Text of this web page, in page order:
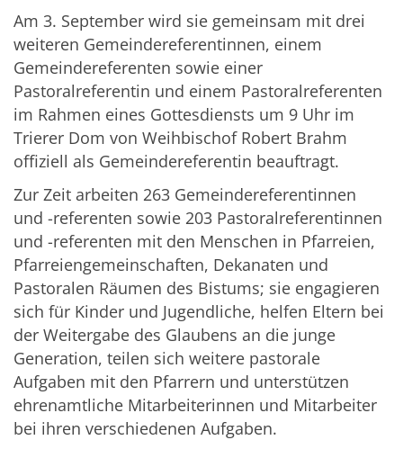
Am 3. September wird sie gemeinsam mit drei
weiteren Gemeindereferentinnen, einem
Gemeindereferenten sowie einer
Pastoralreferentin und einem Pastoralreferenten
im Rahmen eines Gottesdiensts um 9 Uhr im
Trierer Dom von Weihbischof Robert Brahm
offiziell als Gemeindereferentin beauftragt.
Zur Zeit arbeiten 263 Gemeindereferentinnen
und -referenten sowie 203 Pastoralreferentinnen
und -referenten mit den Menschen in Pfarreien,
Pfarreiengemeinschaften, Dekanaten und
Pastoralen Räumen des Bistums; sie engagieren
sich für Kinder und Jugendliche, helfen Eltern bei
der Weitergabe des Glaubens an die junge
Generation, teilen sich weitere pastorale
Aufgaben mit den Pfarrern und unterstützen
ehrenamtliche Mitarbeiterinnen und Mitarbeiter
bei ihren verschiedenen Aufgaben.